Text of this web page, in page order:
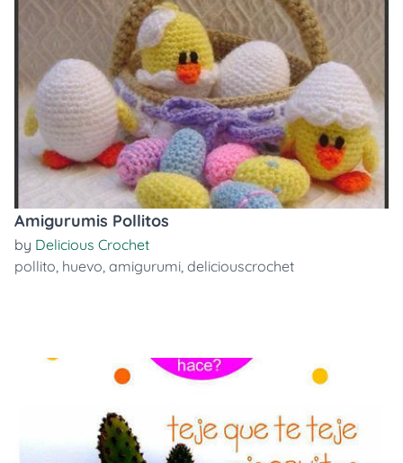
Amigurumis Pollitos
by Delicious Crochet
pollito, huevo, amigurumi, deliciouscrochet